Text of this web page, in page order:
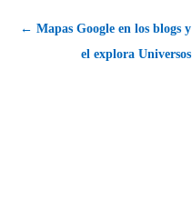
← Mapas Google en los blogs y
el explora Universos